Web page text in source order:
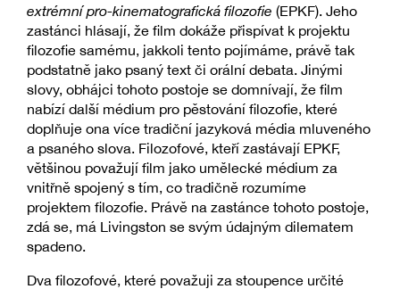
extrémní pro-kinematografická filozofie (EPKF). Jeho
zastánci hlásají, že film dokáže přispívat k projektu
filozofie samému, jakkoli tento pojímáme, právě tak
podstatně jako psaný text či orální debata. Jinými
slovy, obhájci tohoto postoje se domnívají, že film
nabízí další médium pro pěstování filozofie, které
doplňuje ona více tradiční jazyková média mluveného
a psaného slova. Filozofové, kteří zastávají EPKF,
většinou považují film jako umělecké médium za
vnitřně spojený s tím, co tradičně rozumíme
projektem filozofie. Právě na zastánce tohoto postoje,
zdá se, má Livingston se svým údajným dilematem
spadeno.
Dva filozofové, které považuji za stoupence určité